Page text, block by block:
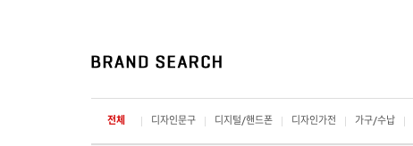
전체 디자인문구 디지털/핸드폰 디자인가전 가구/수납